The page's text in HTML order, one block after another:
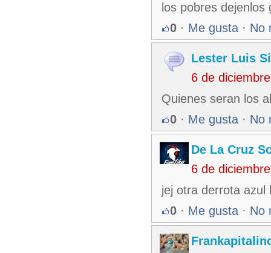
los pobres
0 · Me gusta · No
Lester Luis
6 de
Quienes seran los
0 · Me gusta · No
De La Cruz
6 de
jej otra derrota azul
0 · Me gusta · No